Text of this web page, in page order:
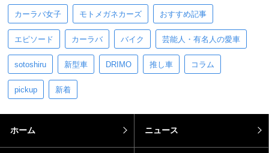
カーラバ女子 モトメガネカーズ おすすめ記事
エピソード カーラバ バイク 芸能人・有名人の愛車
sotoshiru 新型車 DRIMO 推し車 コラム
pickup 新着
ホーム ニュース